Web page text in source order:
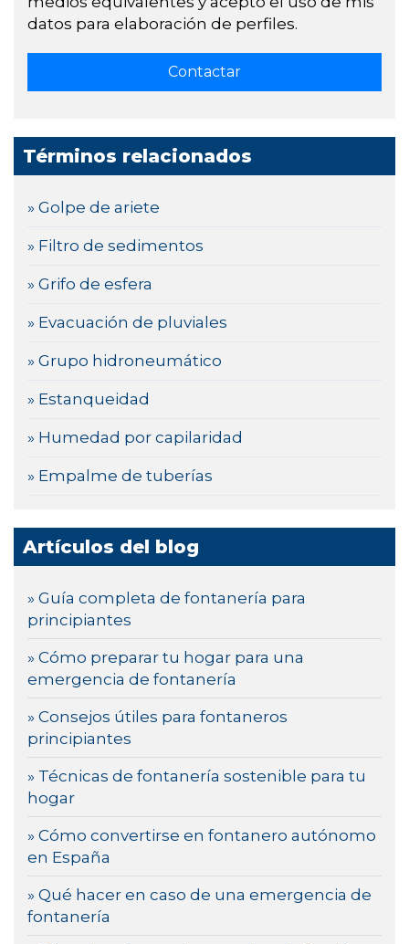
datos para elaboración de perfiles.
Términos relacionados
» Golpe de ariete
» Filtro de sedimentos
» Grifo de esfera
» Evacuación de pluviales
» Grupo hidroneumático
» Estanqueidad
» Humedad por capilaridad
» Empalme de tuberías
Artículos del blog
» Guía completa de fontanería para
principiantes
» Cómo preparar tu hogar para una
emergencia de fontanería
» Consejos útiles para fontaneros
principiantes
» Técnicas de fontanería sostenible para tu
hogar
» Cómo convertirse en fontanero autónomo
en España
» Qué hacer en caso de una emergencia de
fontanería